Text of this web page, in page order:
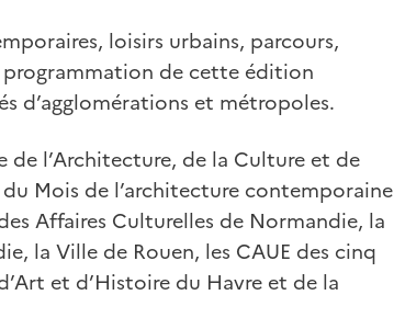
loisirs urbains, parcours,
de cette édition
d’agglomérations et métropoles.
l’Architecture, de la Culture et de
Mois de l’architecture contemporaine
Affaires Culturelles de Normandie, la
la Ville de Rouen, les CAUE des cinq
et d’Histoire du Havre et de la